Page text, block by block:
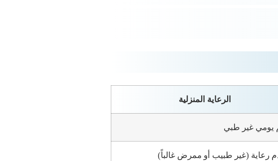
الرعاية المنزلية
يومي غير طبي
رعاية (غير طبيب أو ممرض غالباً)